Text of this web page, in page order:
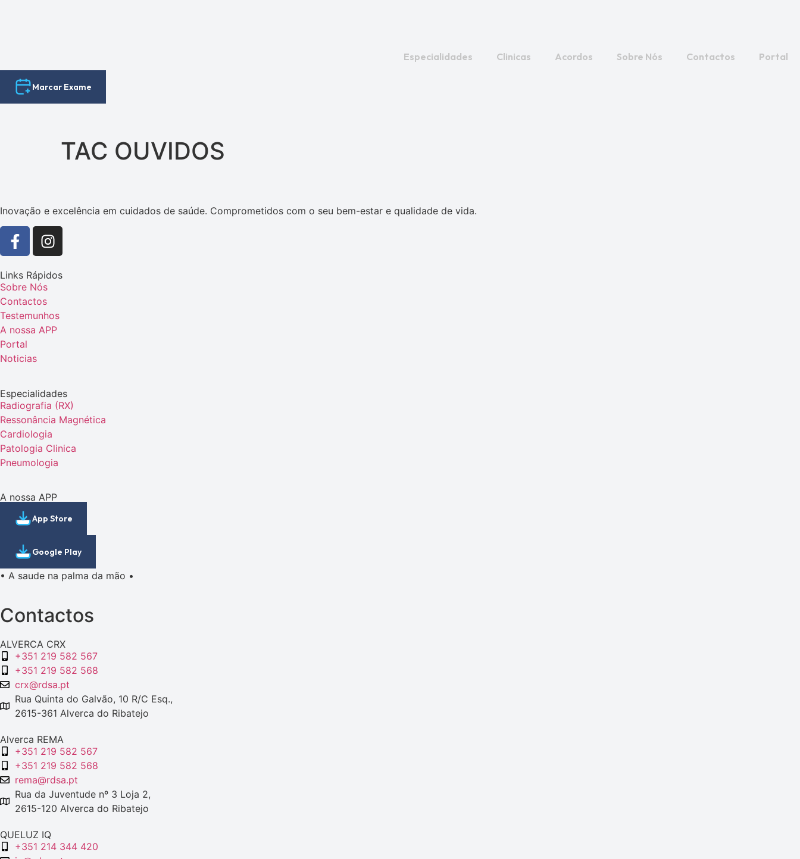
Especialidades Clinicas Acordos Sobre Nós Contactos Portal
Marcar Exame
TAC OUVIDOS
Inovação e excelência em cuidados de saúde. Comprometidos com o seu bem-estar e qualidade de vida.
Links Rápidos
Sobre Nós
Contactos
Testemunhos
A nossa APP
Portal
Noticias
Especialidades
Radiografia (RX)
Ressonância Magnética
Cardiologia
Patologia Clinica
Pneumologia
A nossa APP
App Store
Google Play
• A saude na palma da mão •
Contactos
ALVERCA CRX
+351 219 582 567
+351 219 582 568
crx@rdsa.pt
Rua Quinta do Galvão, 10 R/C Esq.,
2615-361 Alverca do Ribatejo
Alverca REMA
+351 219 582 567
+351 219 582 568
rema@rdsa.pt
Rua da Juventude nº 3 Loja 2,
2615-120 Alverca do Ribatejo
QUELUZ IQ
+351 214 344 420